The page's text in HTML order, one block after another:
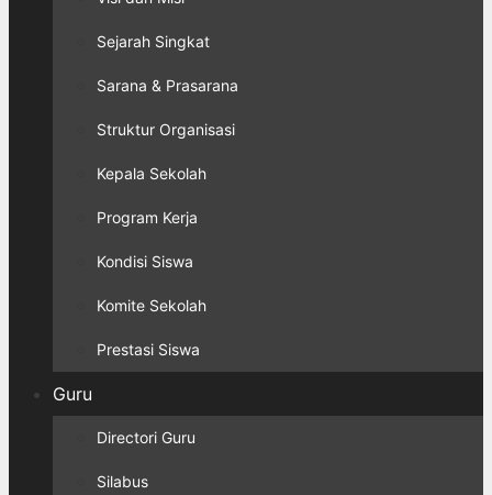
Sejarah Singkat
Sarana & Prasarana
Struktur Organisasi
Kepala Sekolah
Program Kerja
Kondisi Siswa
Komite Sekolah
Prestasi Siswa
Guru
Directori Guru
Silabus